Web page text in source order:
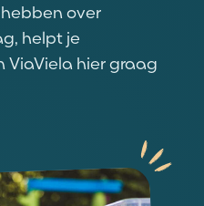
over
helpt je
hier graag